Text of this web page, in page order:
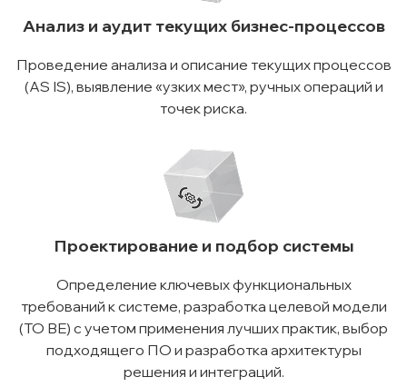
Анализ и аудит текущих бизнес-процессов
Проведение анализа и описание текущих процессов
(AS IS), выявление «узких мест», ручных операций и
точек риска.
Проектирование и подбор системы
Определение ключевых функциональных
требований к системе, разработка целевой модели
(TO BE) с учетом применения лучших практик, выбор
подходящего ПО и разработка архитектуры
решения и интеграций.